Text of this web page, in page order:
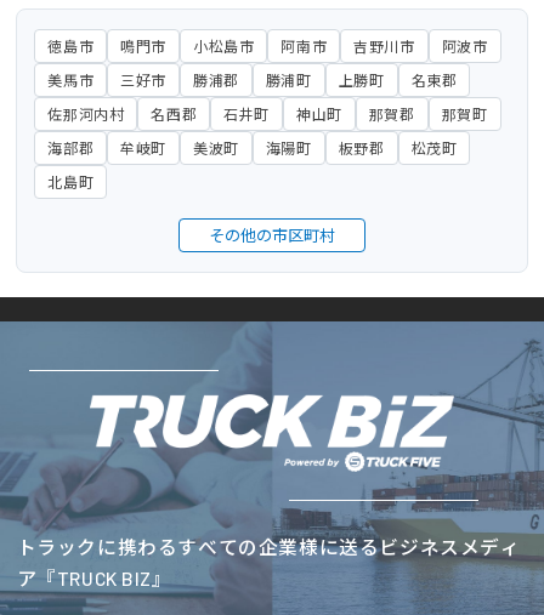
徳島市 鳴門市 小松島市 阿南市 吉野川市
阿波市
美馬市
三好市 勝浦郡 勝浦町 上勝町
名東郡
佐那河内村
名西郡 石井町 神山町 那賀郡
那賀町
海部郡
牟岐町 美波町 海陽町 板野郡
松茂町
北島町
その他の市区町村
トラックに携わるすべての企業様に送るビジネスメディ
ア『TRUCK BIZ』